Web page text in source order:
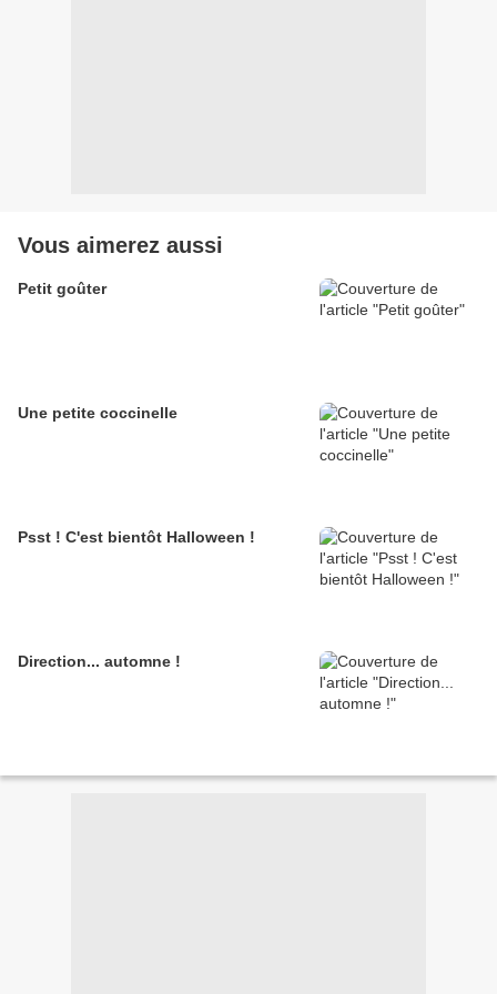
Vous aimerez aussi
Petit goûter
Une petite coccinelle
Psst ! C'est bientôt Halloween !
Direction... automne !